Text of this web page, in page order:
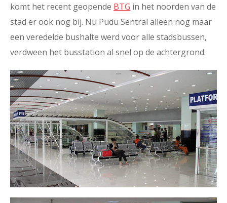
komt het recent geopende BTG in het noorden van de
stad er ook nog bij. Nu Pudu Sentral alleen nog maar
een veredelde bushalte werd voor alle stadsbussen,
verdween het busstation al snel op de achtergrond.